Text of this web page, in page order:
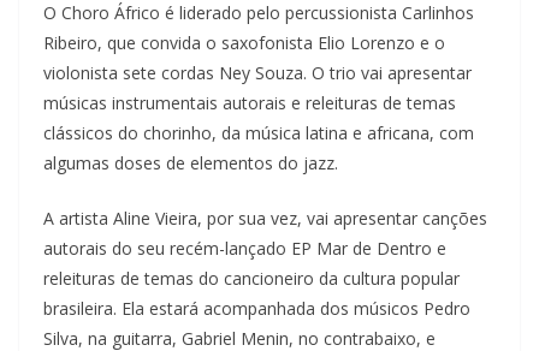
n
s
e
a
u
c
l
i
q
O Choro Áfrico é liderado pelo percussionista Carlinhos
Ribeiro, que convida o saxofonista Elio Lorenzo e o
violonista sete cordas Ney Souza. O trio vai apresentar
músicas instrumentais autorais e releituras de temas
clássicos do chorinho, da música latina e africana, com
algumas doses de elementos do jazz.
A artista Aline Vieira, por sua vez, vai apresentar canções
autorais do seu recém-lançado EP Mar de Dentro e
releituras de temas do cancioneiro da cultura popular
brasileira. Ela estará acompanhada dos músicos Pedro
Silva, na guitarra, Gabriel Menin, no contrabaixo, e